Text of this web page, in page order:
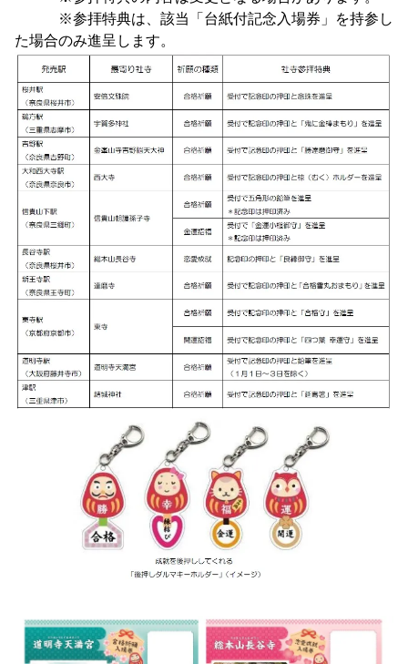
※参拝特典は、該当「台紙付記念入場券」を持参し
た場合のみ進呈します。